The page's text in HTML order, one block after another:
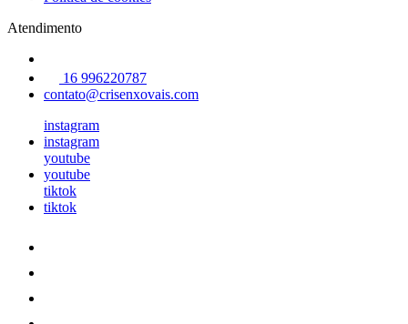
Atendimento
16 996220787
contato@crisenxovais.com
instagram
instagram
youtube
youtube
tiktok
tiktok